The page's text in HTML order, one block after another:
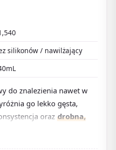
silikonów / nawilżający
do znalezienia nawet w
go lekko gęsta,
oraz drobna,
pianę, gładkie